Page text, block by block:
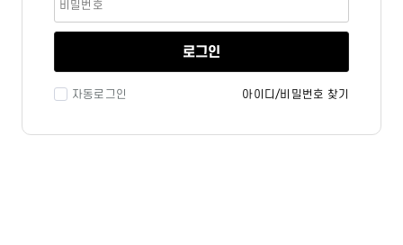
로그인
자동로그인 아이디/비밀번호 찾기